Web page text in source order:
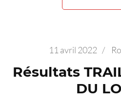
11 avril 2022 /
Résultats
DU